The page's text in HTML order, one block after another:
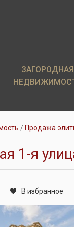
ЗАГОРОДНАЯ
ЗАГОРОДНАЯ
Земельные
Коттеджи в
Продажа
1-я
В избранное